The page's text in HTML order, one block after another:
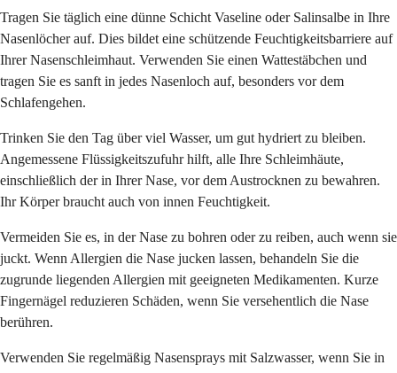
Tragen Sie täglich eine dünne Schicht Vaseline oder Salinsalbe in Ihre
Nasenlöcher auf. Dies bildet eine schützende Feuchtigkeitsbarriere auf
Ihrer Nasenschleimhaut. Verwenden Sie einen Wattestäbchen und
tragen Sie es sanft in jedes Nasenloch auf, besonders vor dem
Schlafengehen.
Trinken Sie den Tag über viel Wasser, um gut hydriert zu bleiben.
Angemessene Flüssigkeitszufuhr hilft, alle Ihre Schleimhäute,
einschließlich der in Ihrer Nase, vor dem Austrocknen zu bewahren.
Ihr Körper braucht auch von innen Feuchtigkeit.
Vermeiden Sie es, in der Nase zu bohren oder zu reiben, auch wenn sie
juckt. Wenn Allergien die Nase jucken lassen, behandeln Sie die
zugrunde liegenden Allergien mit geeigneten Medikamenten. Kurze
Fingernägel reduzieren Schäden, wenn Sie versehentlich die Nase
berühren.
Verwenden Sie regelmäßig Nasensprays mit Salzwasser, wenn Sie in